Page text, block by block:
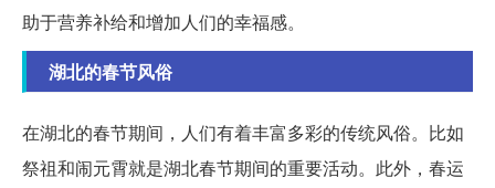
助于营养补给和增加人们的幸福感。
湖北的春节风俗
在湖北的春节期间，人们有着丰富多彩的传统风俗。比如
祭祖和闹元霄就是湖北春节期间的重要活动。此外，春运